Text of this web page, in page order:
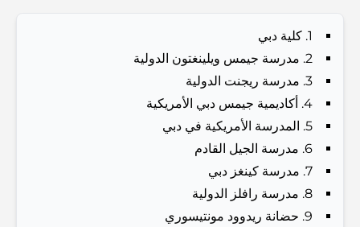
Best Schools in Downtown Dubai: A Guide for
Families
أشياء يمكنك القيام بها في دبي خلال فصل الصيف: دليلك الأمثل
للتغلب على الحرارة
أفضل الهدايا الفاخرة للرجال: أفكار هدايا مميزة وخالدة
1. كلية دبي
2. مدرسة جيمس ويلينغتون الدولية
3. مدرسة ريجنت الدولية
4. أكاديمية جيمس دبي الأمريكية
5. المدرسة الأمريكية في دبي
6. مدرسة الجيل القادم
7. مدرسة كينغز دبي
8. مدرسة رافلز الدولية
9. حضانة ريدوود مونتيسوري